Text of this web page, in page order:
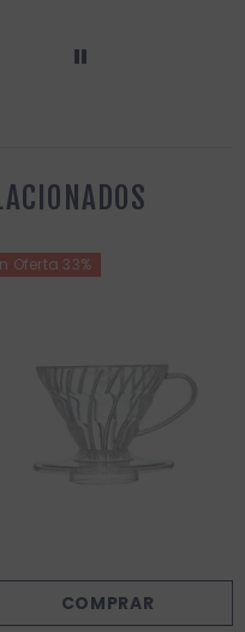
Oferta 33%
COMPRAR